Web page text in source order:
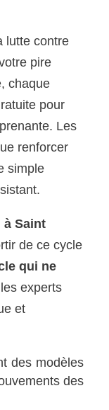
lutte contre
pire
chaque
pour
Les
renforcer
simple
à Saint
de ce cycle
qui ne
experts
et
des modèles
des